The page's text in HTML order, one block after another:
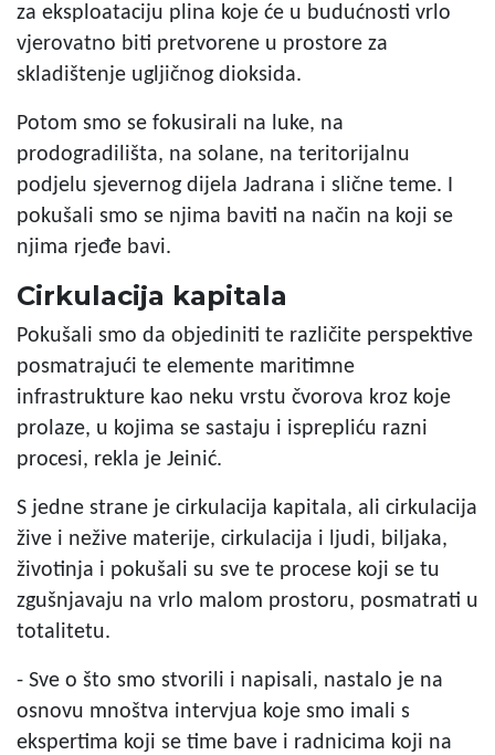
za eksploataciju plina koje će u budućnosti vrlo
vjerovatno biti pretvorene u prostore za
skladištenje ugljičnog dioksida.
Potom smo se fokusirali na luke, na
prodogradilišta, na solane, na teritorijalnu
podjelu sjevernog dijela Jadrana i slične teme. I
pokušali smo se njima baviti na način na koji se
njima rjeđe bavi.
Cirkulacija kapitala
Pokušali smo da objediniti te različite perspektive
posmatrajući te elemente maritimne
infrastrukture kao neku vrstu čvorova kroz koje
prolaze, u kojima se sastaju i isprepliću razni
procesi, rekla je Jeinić.
S jedne strane je cirkulacija kapitala, ali cirkulacija
žive i nežive materije, cirkulacija i ljudi, biljaka,
životinja i pokušali su sve te procese koji se tu
zgušnjavaju na vrlo malom prostoru, posmatrati u
totalitetu.
- Sve o što smo stvorili i napisali, nastalo je na
osnovu mnoštva intervjua koje smo imali s
ekspertima koji se time bave i radnicima koji na